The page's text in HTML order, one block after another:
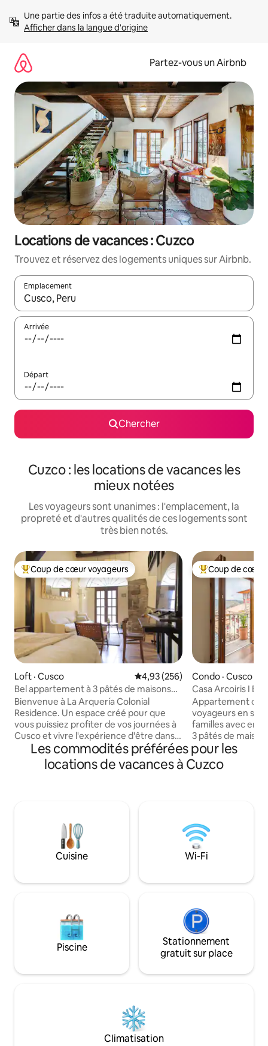
directement
Afficher dans la langue d'origine
Partez-vous un Airbnb
Locations de vacances : Cuzco
Trouvez et réservez des logements uniques sur Airbnb.
Emplacement
Quand les résultats sont affichés, parcourez-les en utilisant
Arrivée
Départ
Chercher
Cuzco : les locations de vacances les
mieux notées
Les voyageurs sont unanimes : l'emplacement, la
propreté et d'autres qualités de ces logements sont
très bien notés.
Coup de cœur voyageurs parmi les plus aimés
Coup de cœur voyageurs
Loft · Cusco Note moyenne de 4,93 sur 5,
4,93 (256)
Bel appartement à 3 pâtés de maisons
de la Plaza de Armas
Bienvenue à La Arquería Colonial
Residence. Un espace créé pour que
vous puissiez profiter de vos journées à
Cusco et vivre l'expérience d'être dans
une maison coloniale des années 1600 à
seulement 3 pâtés de maisons de la
Plaza de Armas et à un demi-pâté de
entièrement équipée, d'une salle de
bains privée avec baignoire, d'une
mezzanine avec un lit double et d'une
Coup de cœur
Coup de cœur
Condo · Cusco
Casa Arcoiris I
magnifique !
Appartement
voyageurs en
familles avec
3 pâtés de
de Cuzco.
draps, serviettes,
chauffage, eau
de disponibilité,
consulter notre
Casa Arco Iris II –
View & Fireplace.
Les commodités préférées pour les
locations de vacances à Cuzco
Cuisine Wi-Fi
Piscine
Stationnement
gratuit sur place
Climatisation